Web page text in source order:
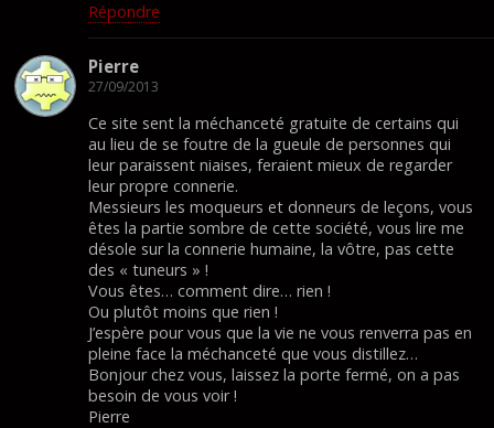
Répondre
Pierre
27/09/2013
Ce site sent la méchanceté gratuite de certains qui
au lieu de se foutre de la gueule de personnes qui
leur paraissent niaises, feraient mieux de regarder
leur propre connerie.
Messieurs les moqueurs et donneurs de leçons, vous
êtes la partie sombre de cette société, vous lire me
désole sur la connerie humaine, la vôtre, pas cette
des « tuneurs » !
Vous êtes… comment dire… rien !
Ou plutôt moins que rien !
J’espère pour vous que la vie ne vous renverra pas en
pleine face la méchanceté que vous distillez…
Bonjour chez vous, laissez la porte fermé, on a pas
besoin de vous voir !
Pierre